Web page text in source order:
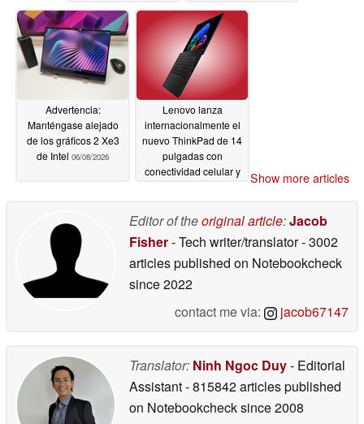
06/09/2026
Advertencia:
Manténgase alejado
de los gráficos 2 Xe3
de Intel 06/08/2026
Lenovo lanza
internacionalmente el
nuevo ThinkPad de 14
pulgadas con
conectividad celular y
Show more articles
Editor of theoriginal article:Jacob
Fisher- Tech writer/translator- 3002
articles published on Notebookcheck
since 2022
contact me via:
jacob67147
Translator: Ninh Ngoc Duy- Editorial
Assistant- 815842 articles published
on Notebookchecksince 2008